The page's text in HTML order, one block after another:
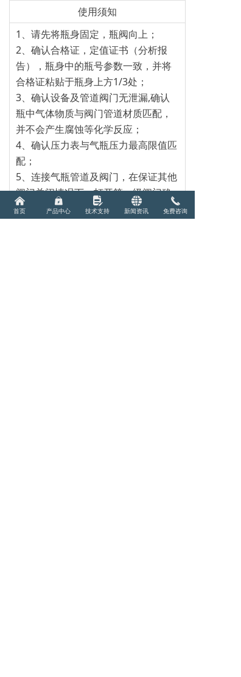
使用须知
1、请先将瓶身固定，瓶阀向上；
2、确认合格证，定值证书（分析报
告），瓶身中的瓶号参数一致，并将
合格证粘贴于瓶身上方1/3处；
3、确认设备及管道阀门无泄漏,确认
瓶中气体物质与阀门管道材质匹配，
并不会产生腐蚀等化学反应；
4、确认压力表与气瓶压力最高限值匹
配；
5、连接气瓶管道及阀门，在保证其他
阀门关闭情况下，打开第一级阀门确
认压力表数值；
낀
首页
낆
产品中心
넖
技术支持
뀁
新闻资讯
끅
免费咨询